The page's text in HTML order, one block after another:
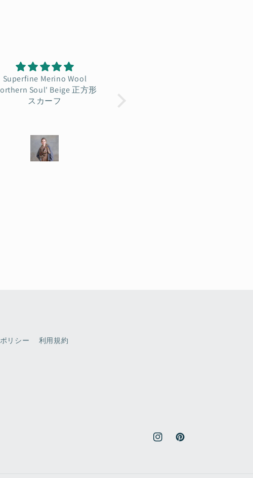
ヴィンテージスカーフクリ
ップ / 幸運の7 Leaves
リシー
利用規約
InstagramPinterest